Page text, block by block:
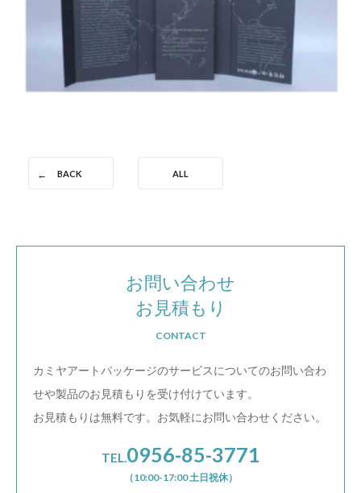
BACK ALL
お問い合わせ
お見積もり
CONTACT
カミヤアートパッケージのサービスについてのお問い合わ
せや製品のお見積もりを受け付けています。
お見積もりは無料です。お気軽にお問い合わせください。
TEL.0956-85-3771
（10:00-17:00 土日祝休）